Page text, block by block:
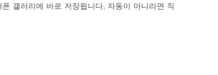
갤러리에 바로 저장됩니다. 자동이 아니라면 직